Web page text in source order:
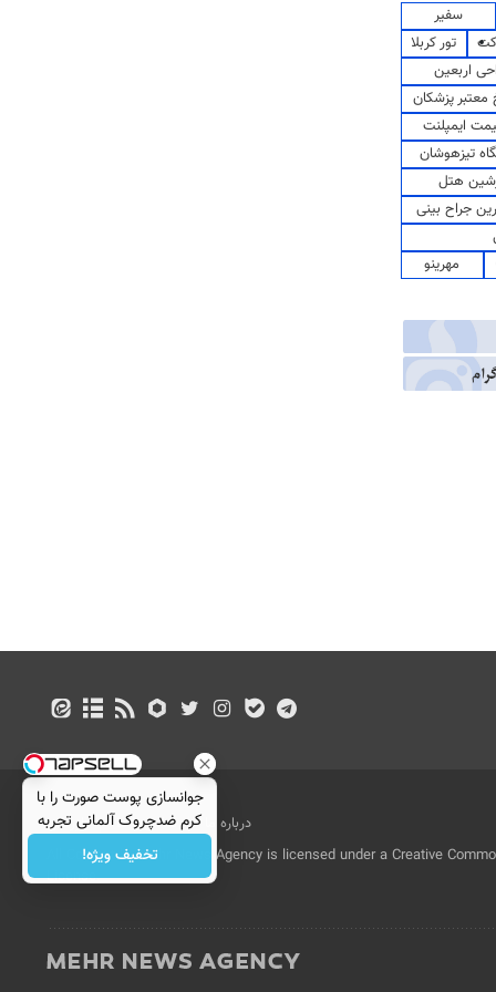
سفیر
تور کربلا
اربعین
پزشکان
ایمپلنت
تیزهوشان
هتل
جراح بینی
مهرینو
درباره ما تماس با ما
بازرگانی
All Content by Mehr News Agency is licensed under a Creative
License.
جوانسازی پوست صورت را با
کرم ضدچروک آلمانی تجربه
کنید!
تخفیف ویژه!